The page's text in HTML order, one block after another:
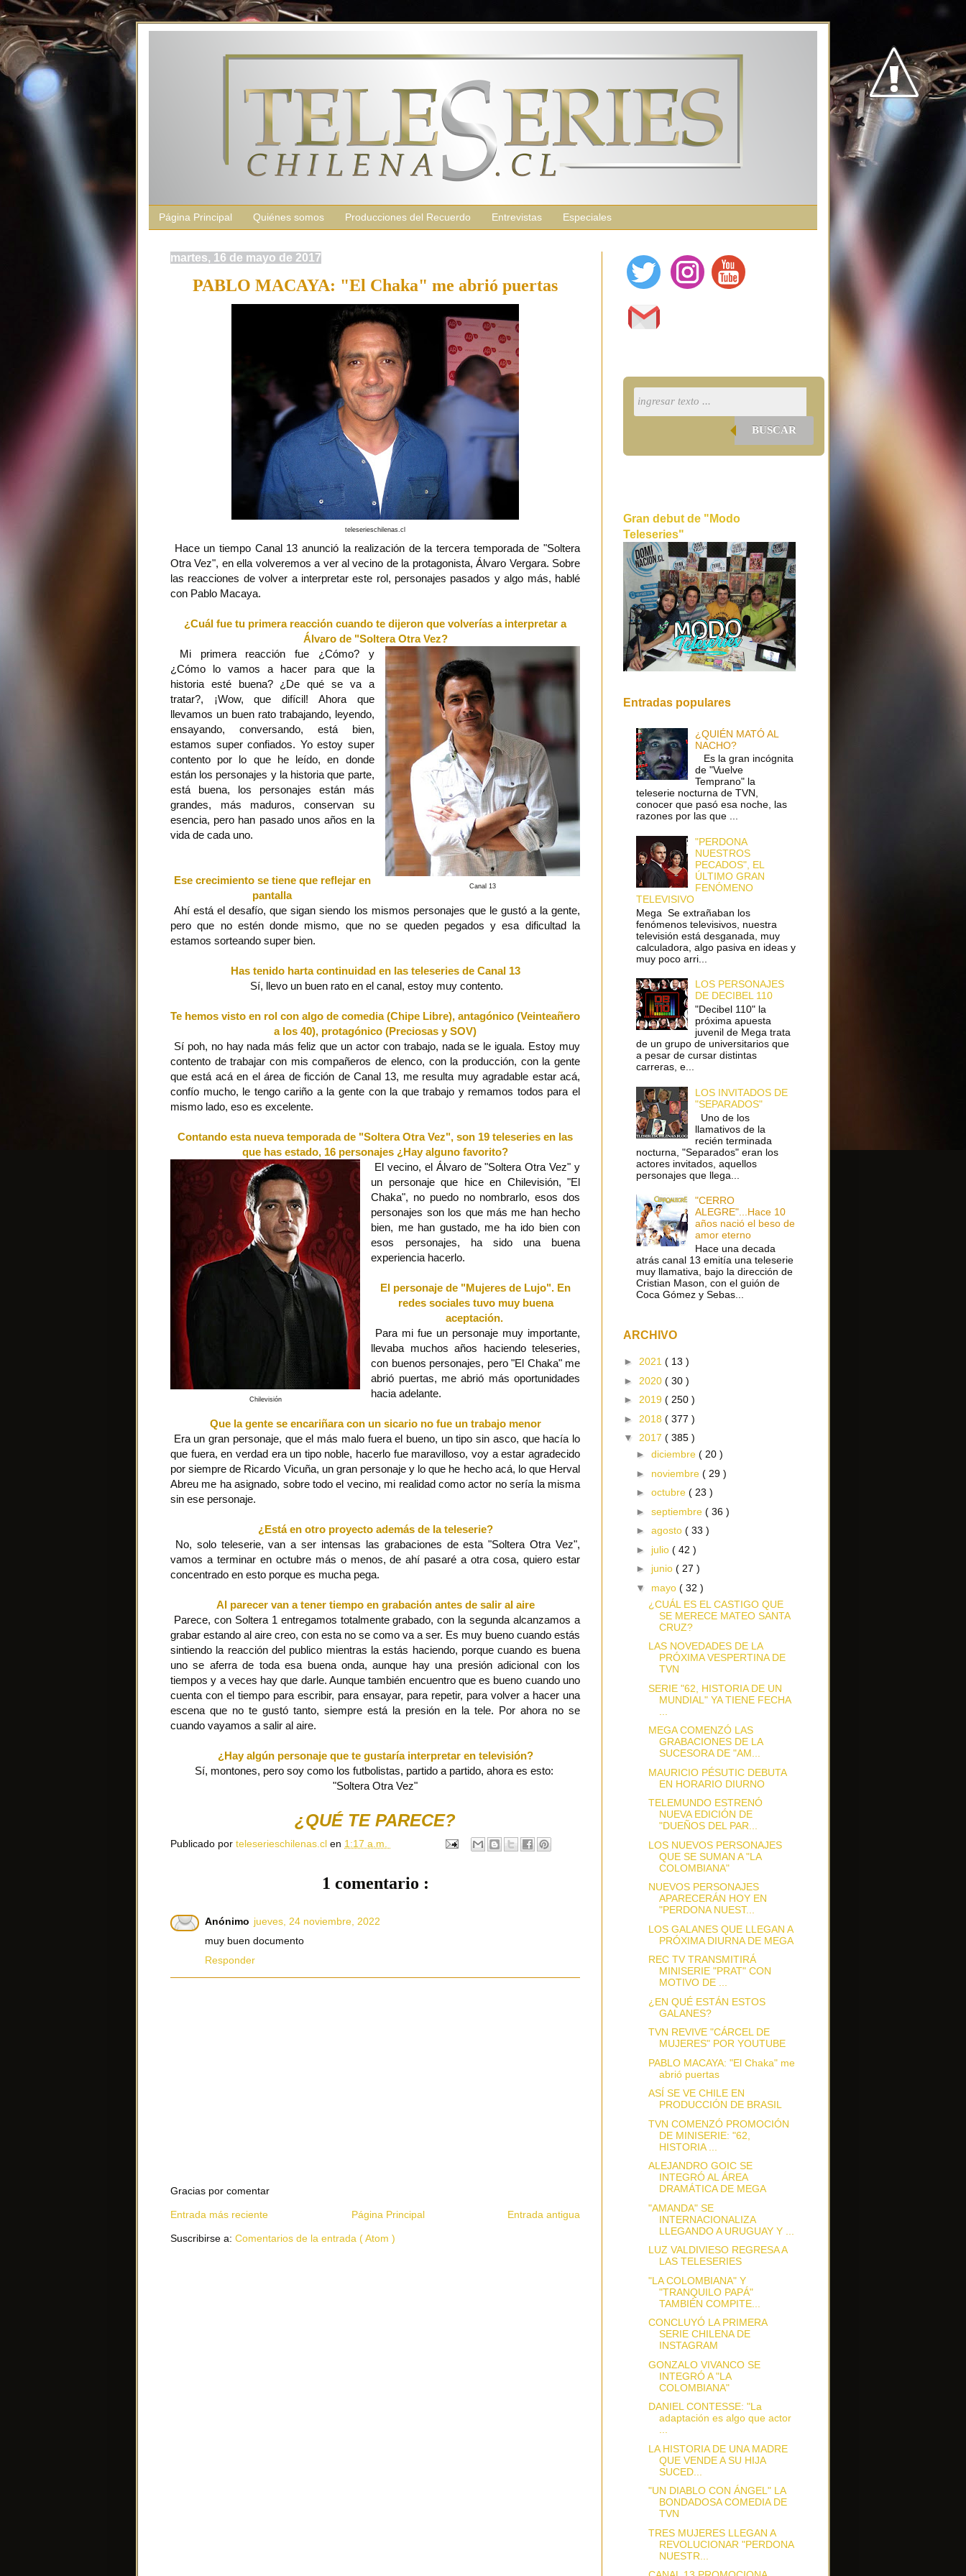
Página Principal Quiénes somos Producciones del Recuerdo Entrevistas Especiales
martes, 16 de mayo de 2017
PABLO MACAYA: "El Chaka" me abrió puertas
teleserieschilenas.cl
Hace un tiempo Canal 13 anunció la realización de la tercera temporada de "Soltera
Otra Vez", en ella volveremos a ver al vecino de la protagonista, Álvaro Vergara. Sobre
las reacciones de volver a interpretar este rol, personajes pasados y algo más, hablé
con Pablo Macaya.
¿Cuál fue tu primera reacción cuando te dijeron que volverías a interpretar a
Álvaro de "Soltera Otra Vez?
Canal 13
Mi primera reacción fue ¿Cómo? y
¿Cómo lo vamos a hacer para que la
historia esté buena? ¿De qué se va a
tratar?, ¡Wow, que difícil! Ahora que
llevamos un buen rato trabajando, leyendo,
ensayando, conversando, está bien,
estamos super confiados. Yo estoy super
contento por lo que he leído, en donde
están los personajes y la historia que parte,
está buena, los personajes están más
grandes, más maduros, conservan su
esencia, pero han pasado unos años en la
vida de cada uno.
Ese crecimiento se tiene que reflejar en
pantalla
Ahí está el desafío, que sigan siendo los mismos personajes que le gustó a la gente,
pero que no estén donde mismo, que no se queden pegados y esa dificultad la
estamos sorteando super bien.
Has tenido harta continuidad en las teleseries de Canal 13
Sí, llevo un buen rato en el canal, estoy muy contento.
Te hemos visto en rol con algo de comedia (Chipe Libre), antagónico (Veinteañero
a los 40), protagónico (Preciosas y SOV)
Sí poh, no hay nada más feliz que un actor con trabajo, nada se le iguala. Estoy muy
contento de trabajar con mis compañeros de elenco, con la producción, con la gente
que está acá en el área de ficción de Canal 13, me resulta muy agradable estar acá,
confío mucho, le tengo cariño a la gente con la que trabajo y remamos todos para el
mismo lado, eso es excelente.
Contando esta nueva temporada de "Soltera Otra Vez", son 19 teleseries en las
que has estado, 16 personajes ¿Hay alguno favorito?
Chilevisión
El vecino, el Álvaro de "Soltera Otra Vez" y
un personaje que hice en Chilevisión, "El
Chaka", no puedo no nombrarlo, esos dos
personajes son los que más me han hecho
bien, me han gustado, me ha ido bien con
esos personajes, ha sido una buena
experiencia hacerlo.
El personaje de "Mujeres de Lujo". En
redes sociales tuvo muy buena
aceptación.
Para mi fue un personaje muy importante,
llevaba muchos años haciendo teleseries,
con buenos personajes, pero "El Chaka" me
abrió puertas, me abrió más oportunidades
hacia adelante.
Que la gente se encariñara con un sicario no fue un trabajo menor
Era un gran personaje, que el más malo fuera el bueno, un tipo sin asco, que hacía lo
que fuera, en verdad era un tipo noble, hacerlo fue maravilloso, voy a estar agradecido
por siempre de Ricardo Vicuña, un gran personaje y lo que he hecho acá, lo que Herval
Abreu me ha asignado, sobre todo el vecino, mi realidad como actor no sería la misma
sin ese personaje.
¿Está en otro proyecto además de la teleserie?
No, solo teleserie, van a ser intensas las grabaciones de esta "Soltera Otra Vez",
vamos a terminar en octubre más o menos, de ahí pasaré a otra cosa, quiero estar
concentrado en esto porque es mucha pega.
Al parecer van a tener tiempo en grabación antes de salir al aire
Parece, con Soltera 1 entregamos totalmente grabado, con la segunda alcanzamos a
grabar estando al aire creo, con esta no se como va a ser. Es muy bueno cuando estás
sintiendo la reacción del publico mientras la estás haciendo, porque cuando es buena
uno se aferra de toda esa buena onda, aunque hay una presión adicional con los
tiempos y a veces hay que darle. Aunque también encuentro que es bueno cuando uno
cuenta con el tiempo para escribir, para ensayar, para repetir, para volver a hacer una
escena que no te gustó tanto, siempre está la presión en la tele. Por ahora no se
cuando vayamos a salir al aire.
¿Hay algún personaje que te gustaría interpretar en televisión?
Sí, montones, pero soy como los futbolistas, partido a partido, ahora es esto:
"Soltera Otra Vez"
¿QUÉ TE PARECE?
Publicado por teleserieschilenas.cl en 1:17 a.m.
1 comentario :
Anónimo jueves, 24 noviembre, 2022
muy buen documento
Responder
Gracias por comentar
Entrada más reciente Entrada antigua
Página Principal
Suscribirse a: Comentarios de la entrada ( Atom )
BUSCAR
Gran debut de "Modo
Teleseries"
Entradas populares
¿QUIÉN MATÓ AL
NACHO?
Es la gran incógnita
de "Vuelve
Temprano" la
teleserie nocturna de TVN,
conocer que pasó esa noche, las
razones por las que ...
"PERDONA
NUESTROS
PECADOS", EL
ÚLTIMO GRAN
FENÓMENO
TELEVISIVO
Mega Se extrañaban los
fenómenos televisivos, nuestra
televisión está desganada, muy
calculadora, algo pasiva en ideas y
muy poco arri...
LOS PERSONAJES
DE DECIBEL 110
"Decibel 110" la
próxima apuesta
juvenil de Mega trata
de un grupo de universitarios que
a pesar de cursar distintas
carreras, e...
LOS INVITADOS DE
"SEPARADOS"
Uno de los
llamativos de la
recién terminada
nocturna, "Separados" eran los
actores invitados, aquellos
personajes que llega...
"CERRO
ALEGRE"...Hace 10
años nació el beso de
amor eterno
Hace una decada
atrás canal 13 emitía una teleserie
muy llamativa, bajo la dirección de
Cristian Mason, con el guión de
Coca Gómez y Sebas...
ARCHIVO
► 2021 ( 13 )
► 2020 ( 30 )
► 2019 ( 250 )
► 2018 ( 377 )
▼ 2017 ( 385 )
► diciembre ( 20 )
► noviembre ( 29 )
► octubre ( 23 )
► septiembre ( 36 )
► agosto ( 33 )
► julio ( 42 )
► junio ( 27 )
▼ mayo ( 32 )
¿CUÁL ES EL CASTIGO QUE
SE MERECE MATEO SANTA
CRUZ?
LAS NOVEDADES DE LA
PRÓXIMA VESPERTINA DE
TVN
SERIE "62, HISTORIA DE UN
MUNDIAL" YA TIENE FECHA
MEGA COMENZÓ LAS
GRABACIONES DE LA
SUCESORA DE "AM...
MAURICIO PÉSUTIC DEBUTA
EN HORARIO DIURNO
TELEMUNDO ESTRENÓ
NUEVA EDICIÓN DE
"DUEÑOS DEL PAR...
LOS NUEVOS PERSONAJES
QUE SE SUMAN A "LA
COLOMBIANA"
NUEVOS PERSONAJES
APARECERÁN HOY EN
"PERDONA NUEST...
LOS GALANES QUE LLEGAN A
PRÓXIMA DIURNA DE MEGA
REC TV TRANSMITIRÁ
MINISERIE "PRAT" CON
MOTIVO DE ...
¿EN QUÉ ESTÁN ESTOS
GALANES?
TVN REVIVE "CÁRCEL DE
MUJERES" POR YOUTUBE
PABLO MACAYA: "El Chaka" me
abrió puertas
ASÍ SE VE CHILE EN
PRODUCCIÓN DE BRASIL
TVN COMENZÓ PROMOCIÓN
DE MINISERIE: "62,
HISTORIA ...
ALEJANDRO GOIC SE
INTEGRÓ AL ÁREA
DRAMÁTICA DE MEGA
"AMANDA" SE
INTERNACIONALIZA
LLEGANDO A URUGUAY Y ...
LUZ VALDIVIESO REGRESA A
LAS TELESERIES
"LA COLOMBIANA" Y
"TRANQUILO PAPÁ"
TAMBIÉN COMPITE...
CONCLUYÓ LA PRIMERA
SERIE CHILENA DE
INSTAGRAM
GONZALO VIVANCO SE
INTEGRÓ A "LA
COLOMBIANA"
DANIEL CONTESSE: "La
adaptación es algo que actor
...
LA HISTORIA DE UNA MADRE
QUE VENDE A SU HIJA
SUCED...
"UN DIABLO CON ÁNGEL" LA
BONDADOSA COMEDIA DE
TVN
TRES MUJERES LLEGAN A
REVOLUCIONAR "PERDONA
NUESTR...